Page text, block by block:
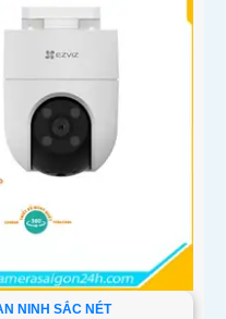
NINH SẮC NÉT